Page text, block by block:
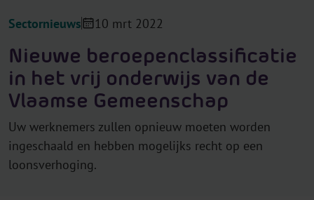
Sectornieuws 10 mrt 2022
Nieuwe beroepenclassificatie
in het vrij onderwijs van de
Vlaamse Gemeenschap
Uw werknemers zullen opnieuw moeten worden
ingeschaald en hebben mogelijks recht op een
loonsverhoging.